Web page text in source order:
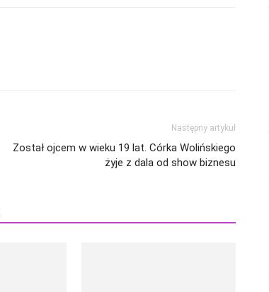
Następny artykuł
Został ojcem w wieku 19 lat. Córka Wolińskiego
żyje z dala od show biznesu